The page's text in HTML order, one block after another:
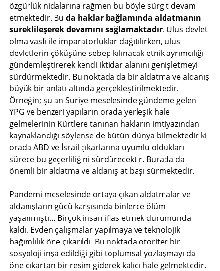
özgürlük nidalarına rağmen bu böyle sürgit devam
etmektedir. Bu da haklar bağlamında aldatmanın
süreklileşerek devamını sağlamaktadır. Ulus devlet
olma vasfı ile imparatorluklar dağıtılırken, ulus
devletlerin çöküşüne sebep kılınacak etnik ayrımcılığı
gündemleştirerek kendi iktidar alanını genişletmeyi
sürdürmektedir. Bu noktada da bir aldatma ve aldanış
büyük bir anlatı altında gerçekleştirilmektedir.
Örneğin; şu an Suriye meselesinde gündeme gelen
YPG ve benzeri yapıların orada yerleşik hale
gelmelerinin Kürtlere tanınan hakların imtiyazından
kaynaklandığı söylense de bütün dünya bilmektedir ki
orada ABD ve İsrail çıkarlarına uyumlu oldukları
sürece bu geçerliliğini sürdürecektir. Burada da
önemli bir aldatma ve aldanış at başı sürmektedir.
Pandemi meselesinde ortaya çıkan aldatmalar ve
aldanışların gücü karşısında binlerce ölüm
yaşanmıştı… Birçok insan iflas etmek durumunda
kaldı. Evden çalışmalar yapılmaya ve teknolojik
bağımlılık öne çıkarıldı. Bu noktada otoriter bir
sosyoloji inşa edildiği gibi toplumsal yozlaşmayı da
öne çıkartan bir resim giderek kalıcı hale gelmektedir.